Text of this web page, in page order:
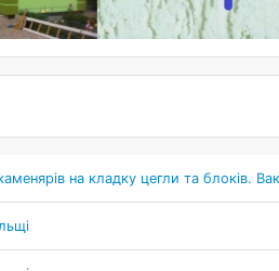
на кладку цегли та блоків.